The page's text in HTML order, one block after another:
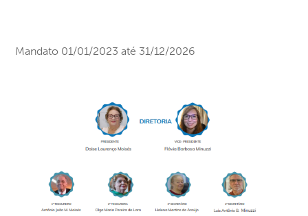
Mandato 01/01/2023 até 31/12/2026